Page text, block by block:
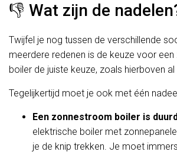
👎 Wat zijn de
Twijfel je nog tussen de verschillende
meerdere redenen is de keuze voor
boiler de juiste keuze, zoals hierboven
Tegelijkertijd moet je ook met één
Een zonnestroom boiler is
elektrische boiler met
je de knip trekken. Je moet